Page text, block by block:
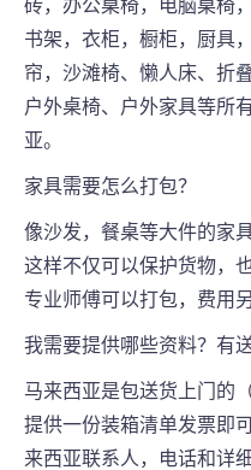
砖，办公桌椅，电脑桌椅
书架，衣柜，橱柜，厨具
帘，沙滩椅、懒人床、折
户外桌椅、户外家具等所
亚。
家具需要怎么打包？
像沙发，餐桌等大件的家
这样不仅可以保护货物，
专业师傅可以打包，费用另
我需要提供哪些资料？有
马来西亚是包送货上门的
提供一份装箱清单发票即
来西亚联系人，电话和详